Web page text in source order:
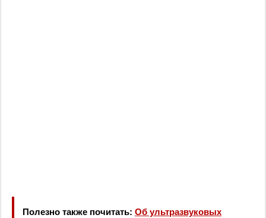
Полезно также почитать: Об ультразвуковых